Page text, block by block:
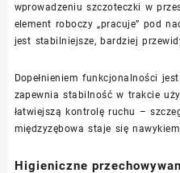
wprowadzeniu szczoteczki w
element roboczy „pracuje” pod
jest stabilniejsze, bardziej
Dopełnieniem funkcjonalności jest
zapewnia stabilność w trakcie
łatwiejszą kontrolę ruchu –
międzyzębowa staje się
Higieniczne